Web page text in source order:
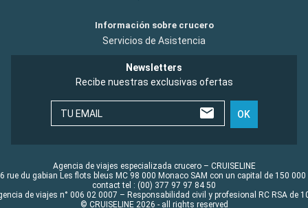
Información sobre crucero
Servicios de Asistencia
Newsletters
Recibe nuestras exclusivas ofertas
TU EMAIL OK
Agencia de viajes especializada crucero – CRUISELINE
rue du gabian Les flots bleus MC 98 000 Monaco SAM con un capital de 150 000
contact tel : (00) 377 97 97 84 50
de viajes n° 006 02 0007 – Responsabilidad civil y profesional RC RSA de
© CRUISELINE 2026 - all rights reserved